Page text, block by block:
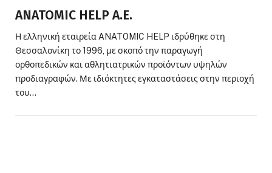
ANATOMIC HELP A.E.
Η ελληνική εταιρεία ANATOMIC HELP ιδρύθηκε στη
Θεσσαλονίκη το 1996, με σκοπό την παραγωγή
ορθοπεδικών και αθλητιατρικών προϊόντων υψηλών
προδιαγραφών. Με ιδιόκτητες εγκαταστάσεις στην περιοχή
του…